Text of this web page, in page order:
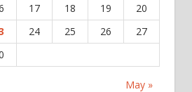
May »
17 18 19
20
24 25 26
27